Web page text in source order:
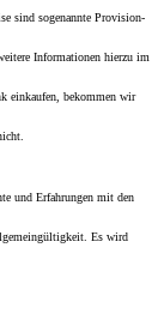
sind sogenannte Provision-
Informationen hierzu im
einkaufen, bekommen wir
und Erfahrungen mit den
Es wird